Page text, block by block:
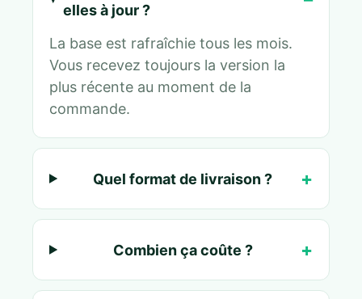
elles à jour ?
La base est rafraîchie tous les mois.
Vous recevez toujours la version la
plus récente au moment de la
commande.
Quel format de livraison ?
Combien ça coûte ?